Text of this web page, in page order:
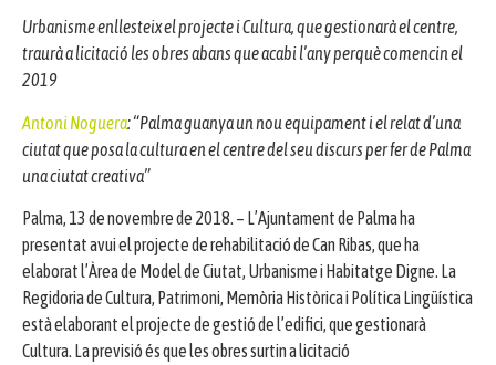
Urbanisme enllesteix el projecte i Cultura, que gestionarà el centre,
traurà a licitació les obres abans que acabi l’any perquè comencin el
2019
Antoni Noguera: “Palma guanya un nou equipament i el relat d’una
ciutat que posa la cultura en el centre del seu discurs per fer de Palma
una ciutat creativa”
Palma, 13 de novembre de 2018. – L’Ajuntament de Palma ha
presentat avui el projecte de rehabilitació de Can Ribas, que ha
elaborat l’Àrea de Model de Ciutat, Urbanisme i Habitatge Digne. La
Regidoria de Cultura, Patrimoni, Memòria Històrica i Política Lingüística
està elaborant el projecte de gestió de l’edifici, que gestionarà
Cultura. La previsió és que les obres surtin a licitació